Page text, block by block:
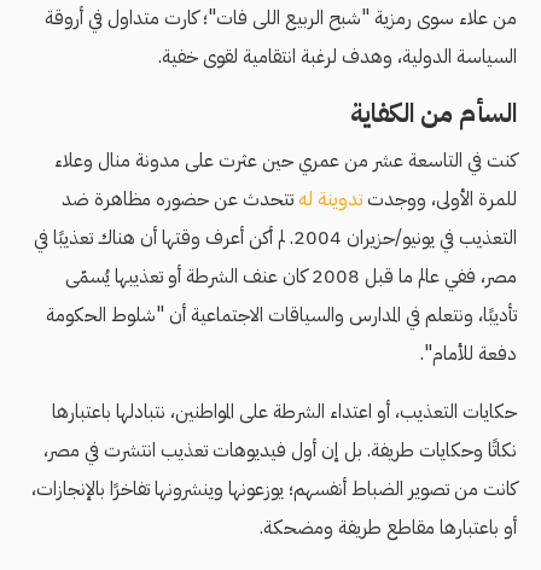
من علاء سوى رمزية "شبح الربيع اللى فات"؛ كارت متداول في أروقة
السياسة الدولية، وهدف لرغبة انتقامية لقوى خفية.
السأم من الكفاية
كنت في التاسعة عشر من عمري حين عثرت على مدونة منال وعلاء
للمرة الأولى، ووجدت تدوينة له تتحدث عن حضوره مظاهرة ضد
التعذيب في يونيو/حزيران 2004. لم أكن أعرف وقتها أن هناك تعذيبًا في
مصر، ففي عالم ما قبل 2008 كان عنف الشرطة أو تعذيبها يُسمّى
تأديبًا، ونتعلم في المدارس والسياقات الاجتماعية أن "شلوط الحكومة
دفعة للأمام".
حكايات التعذيب، أو اعتداء الشرطة على المواطنين، نتبادلها باعتبارها
نكاتًا وحكايات طريفة. بل إن أول فيديوهات تعذيب انتشرت في مصر،
كانت من تصوير الضباط أنفسهم؛ يوزعونها وينشرونها تفاخرًا بالإنجازات،
أو باعتبارها مقاطع طريفة ومضحكة.